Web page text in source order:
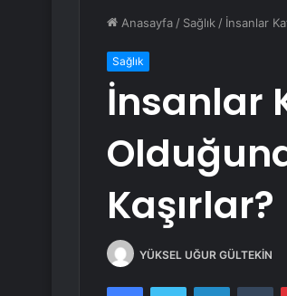
Anasayfa / Sağlık / İnsanlar
Sağlık
İnsanlar
Kaşırlar?
YÜKSEL UĞUR GÜLTEKİN
FacebookTwitter LinkedIn